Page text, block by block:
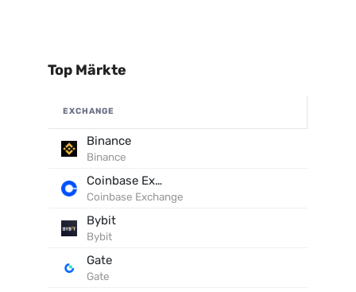
Top Märkte
EXCHANGE
Binance
Binance
Coinbase Exchange
Coinbase Exchange
Bybit
Bybit
Gate
Gate